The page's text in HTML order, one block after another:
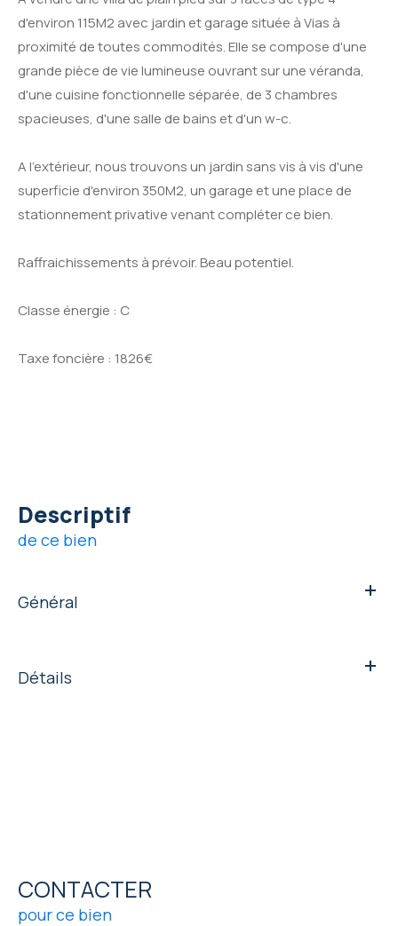
d'environ 115M2 avec jardin et garage située à Vias à
proximité de toutes commodités. Elle se compose d'une
grande pièce de vie lumineuse ouvrant sur une véranda,
d'une cuisine fonctionnelle séparée, de 3 chambres
spacieuses, d'une salle de bains et d'un w-c.
A l'extérieur, nous trouvons un jardin sans vis à vis d'une
superficie d'environ 350M2, un garage et une place de
stationnement privative venant compléter ce bien.
Raffraichissements à prévoir. Beau potentiel.
Classe énergie : C
Taxe foncière : 1826€
descriptif
de ce bien
Général
Détails
CONTACTER
pour ce bien